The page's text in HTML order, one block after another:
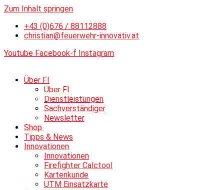
Zum Inhalt springen
+43 (0)676 / 88112888
christian@feuerwehr-innovativ.at
Youtube Facebook-f Instagram
Über FI
Über FI
Dienstleistungen
Sachverständiger
Newsletter
Shop
Tipps & News
Innovationen
Innovationen
Firefighter Calctool
Kartenkunde
UTM Einsatzkarte